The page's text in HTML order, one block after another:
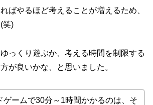
ばやるほど考えることが増えるため、
笑)
っくり遊ぶか、考える時間を制限する
が良いかな、と思いました。
ゲームで30分～1時間かかるのは、そ